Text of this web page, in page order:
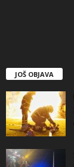
JOŠ OBJAVA